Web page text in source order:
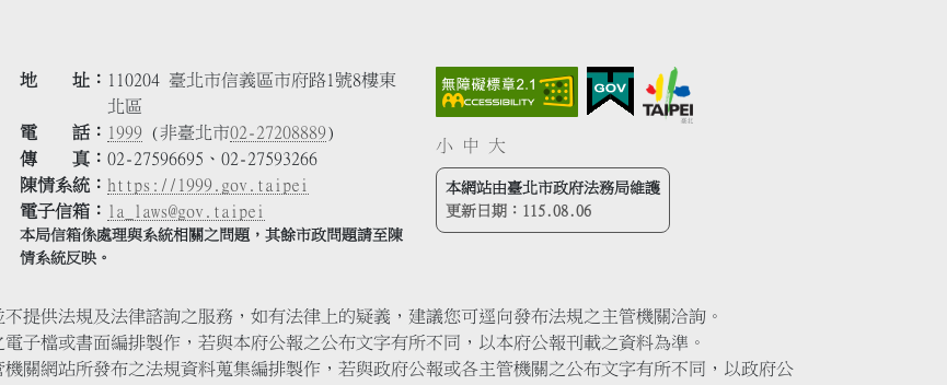
地 址
110204 臺北市信義區市府路1號8樓東
北區
電 話
1999 (非臺北市02-27208889)
傳 真
02-27596695、02-27593266
陳情系統
https://1999.gov.taipei
電子信箱
la_laws@gov.taipei
本局信箱係處理與系統相關之問題，其餘市政問題請至陳
情系統反映。
小 中 大
本網站由臺北市政府法務局維護
更新日期： 115.08.06
提供法規及法律諮詢之服務，如有法律上的疑義，建議您可逕向發布法規之主管機關洽詢。
子檔或書面編排製作，若與本府公報之公布文字有所不同，以本府公報刊載之資料為準。
關網站所發布之法規資料蒐集編排製作，若與政府公報或各主管機關之公布文字有所不同，以政府公